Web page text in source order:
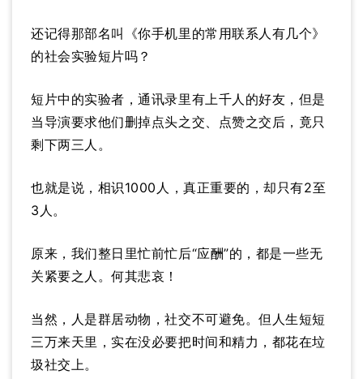
还记得那部名叫《你手机里的常用联系人有几个》
的社会实验短片吗？
短片中的实验者，通讯录里有上千人的好友，但是
当导演要求他们删掉点头之交、点赞之交后，竟只
剩下两三人。
也就是说，相识1000人，真正重要的，却只有2至
3人。
原来，我们整日里忙前忙后“应酬”的，都是一些无
关紧要之人。何其悲哀！
当然，人是群居动物，社交不可避免。但人生短短
三万来天里，实在没必要把时间和精力，都花在垃
圾社交上。